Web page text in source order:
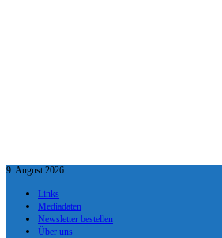
9. August 2026
Links
Mediadaten
Newsletter bestellen
Über uns